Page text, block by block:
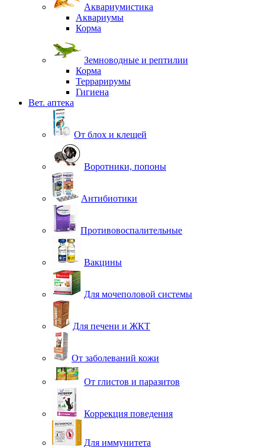
Аквариумистика
Аквариумы
Корма
Земноводные и рептилии
Корма
Террарирумы
Гигиена
Вет. аптека
От блох и клещей
Воротники, попоны
Антибиотики
Противовоспалительные
Вакцины
Для мочеполовой системы
Для печени и ЖКТ
От заболеваний кожи
От глистов и паразитов
Коррекция поведения
Для иммунитета